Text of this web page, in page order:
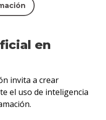
en
invita a crear
el uso de inteligencia